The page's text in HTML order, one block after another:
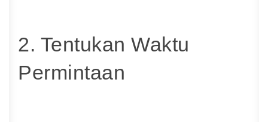
2. Tentukan Waktu
Permintaan